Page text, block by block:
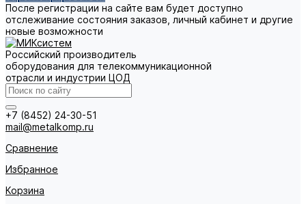
После регистрации на сайте вам будет доступно
отслеживание состояния заказов, личный кабинет и другие
новые возможности
Российский производитель
оборудования для телекоммуникационной
отрасли и индустрии ЦОД
+7 (8452) 24-30-51
mail@metalkomp.ru
Сравнение
Избранное
Корзина